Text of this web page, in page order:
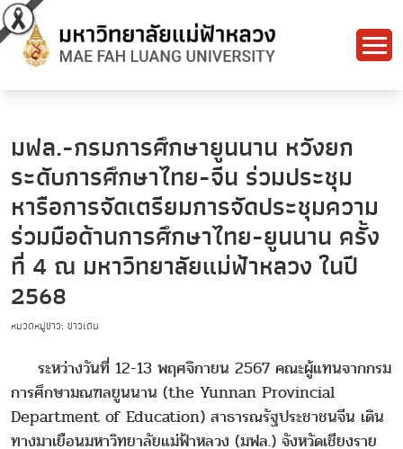
มฟล.-กรมการศึกษายูนนาน หวังยก
ระดับการศึกษาไทย-จีน ร่วมประชุม
หารือการจัดเตรียมการจัดประชุมความ
ร่วมมือด้านการศึกษาไทย-ยูนนาน ครั้ง
ที่ 4 ณ มหาวิทยาลัยแม่ฟ้าหลวง ในปี
2568
หมวดหมู่ข่าว: ข่าวเด่น
ระหว่างวันที่ 12-13 พฤศจิกายน 2567 คณะผู้แทนจากกรม
การศึกษามณฑลยูนนาน (the Yunnan Provincial
Department of Education) สาธารณรัฐประชาชนจีน เดิน
ทางมาเยือนมหาวิทยาลัยแม่ฟ้าหลวง (มฟล.) จังหวัดเชียงราย